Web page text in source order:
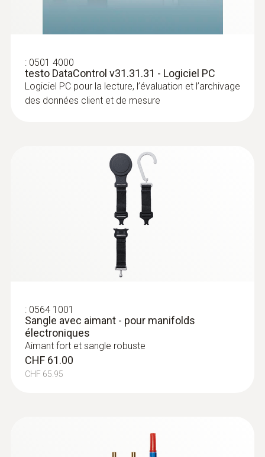
Sonde de température avec Velcro
Avec Velcro pour une fixation aisée de la
sonde de contact sur les tuyaux d'un
diamètre de jusqu'à 75 mm
: 0501 4000
testo DataControl v31.31.31 - Logiciel PC
Logiciel PC pour la lecture, l’évaluation et l’archivage
des données client et de mesure
: 0564 1001
Sangle avec aimant - pour manifolds
électroniques
Aimant fort et sangle robuste
CHF 61.00
CHF 65.95